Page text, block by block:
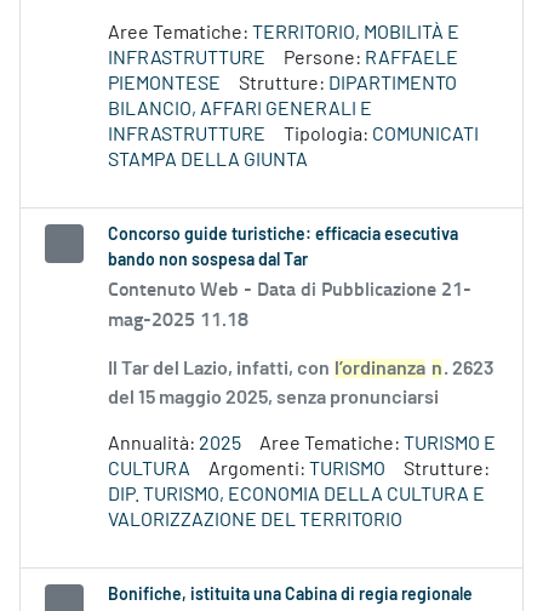
Aree Tematiche: TERRITORIO, MOBILITÀ E
INFRASTRUTTURE
Persone: RAFFAELE
PIEMONTESE
Strutture: DIPARTIMENTO
BILANCIO, AFFARI GENERALI E
INFRASTRUTTURE
Tipologia: COMUNICATI
STAMPA DELLA GIUNTA
Concorso guide turistiche: efficacia esecutiva
bando non sospesa dal Tar
Contenuto Web - Data di Pubblicazione 21-
mag-2025 11.18
Il Tar del Lazio, infatti, con l’ordinanza n. 2623
del 15 maggio 2025, senza pronunciarsi
Annualità: 2025 Aree Tematiche: TURISMO E
CULTURA
Argomenti: TURISMO
Strutture:
DIP. TURISMO, ECONOMIA DELLA CULTURA E
VALORIZZAZIONE DEL TERRITORIO
Bonifiche, istituita una Cabina di regia regionale